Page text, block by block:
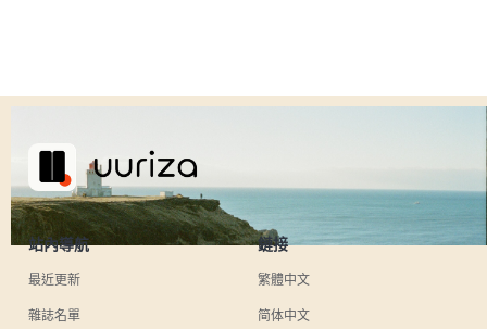
站內導航
最近更新
雜誌名單
鏈接
繁體中文
简体中文